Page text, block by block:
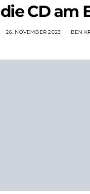
CD am
26. NOVEMBER 2023 BEN